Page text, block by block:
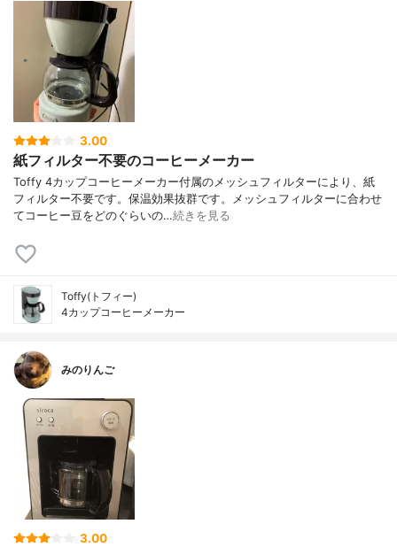
3.00
紙フィルター不要のコーヒーメーカー
Toffy 4カップコーヒーメーカー付属のメッシュフィルターにより、紙
フィルター不要です。保温効果抜群です。メッシュフィルターに合わせ
てコーヒー豆をどのぐらいの…続きを見る
Toffy(トフィー)
4カップコーヒーメーカー
みのりんご
3.00